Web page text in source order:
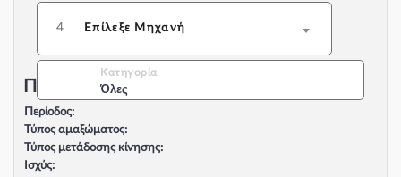
4 Επίλεξε Μηχανή
Κατηγορία
Όλες
Περιγραφή Αυτοκινήτου:
Περίοδος:
Τύπος αμαξώματος:
Τύπος μετάδοσης κίνησης:
Ισχύς: